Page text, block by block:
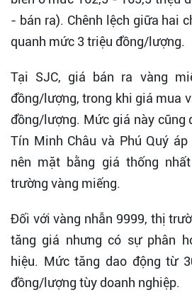
- bán ra). Chênh lệch giữa hai
quanh mức 3 triệu đồng/lượng.
Tại SJC, giá bán ra vàng
đồng/lượng, trong khi giá mua
đồng/lượng. Mức giá này cũng
Tín Minh Châu và Phú Quý
nên mặt bằng giá thống
trường vàng miếng.
Đối với vàng nhẫn 9999, thị
tăng giá nhưng có sự phân
hiệu. Mức tăng dao động từ
đồng/lượng tùy doanh nghiệp.